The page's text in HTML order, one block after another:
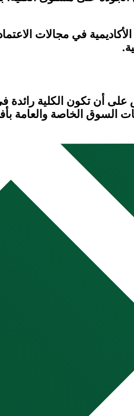
في مجالات الاعتماد
أن تكون الكلية رائدة
السوق الخاصة والعامة